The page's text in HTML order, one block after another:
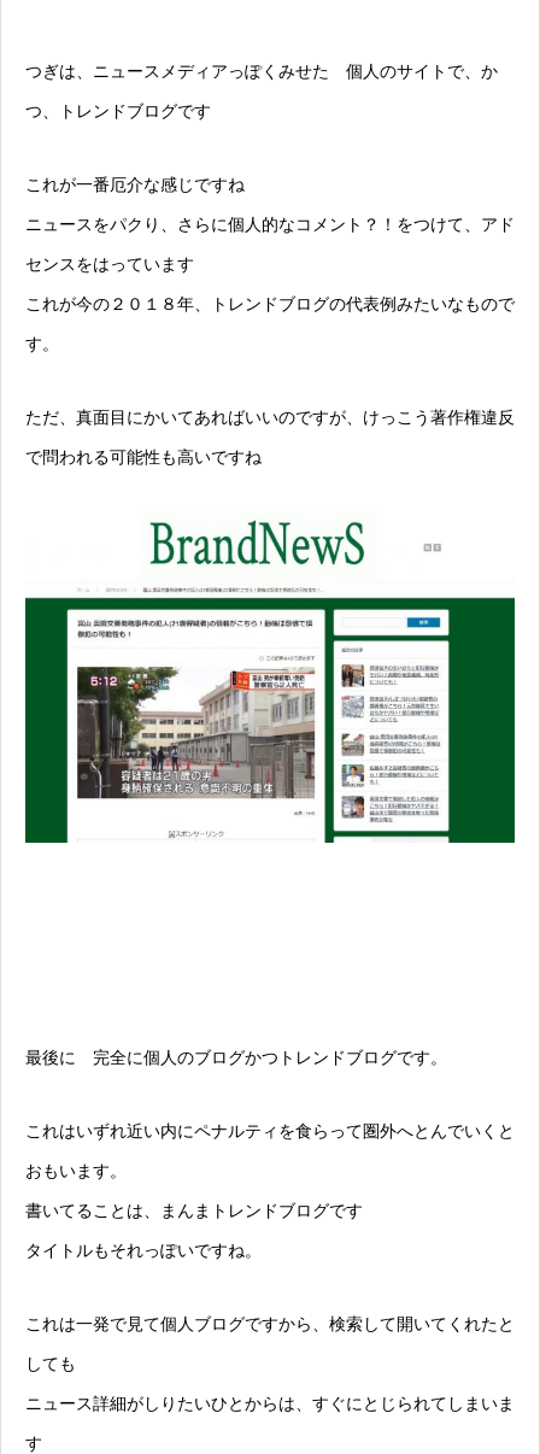
つぎは、ニュースメディアっぽくみせた 個人のサイトで、か
つ、トレンドブログです
これが一番厄介な感じですね
ニュースをパクり、さらに個人的なコメント？！をつけて、アド
センスをはっています
これが今の２０１８年、トレンドブログの代表例みたいなもので
す。
ただ、真面目にかいてあればいいのですが、けっこう著作権違反
で問われる可能性も高いですね
最後に 完全に個人のブログかつトレンドブログです。
これはいずれ近い内にペナルティを食らって圏外へとんでいくと
おもいます。
書いてることは、まんまトレンドブログです
タイトルもそれっぽいですね。
これは一発で見て個人ブログですから、検索して開いてくれたと
しても
ニュース詳細がしりたいひとからは、すぐにとじられてしまいま
す